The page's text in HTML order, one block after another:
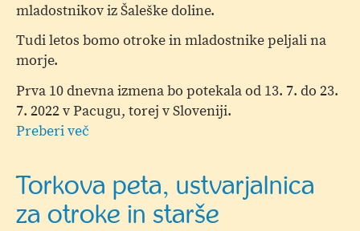
mladostnikov iz Šaleške doline.
Tudi letos bomo otroke in mladostnike peljali na
morje.
Prva 10 dnevna izmena bo potekala od 13. 7. do 23.
7. 2022 v Pacugu, torej v Sloveniji.
Preberi več
v
zdravstveni
Torkova peta, ustvarjalnica
za otroke in starše